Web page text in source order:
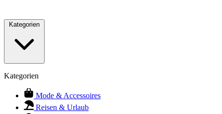
Kategorien
Mode & Accessoires
Reisen & Urlaub